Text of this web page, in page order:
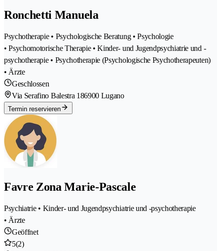
Ronchetti Manuela
Psychotherapie • Psychologische Beratung • Psychologie
• Psychomotorische Therapie • Kinder- und Jugendpsychiatrie und -
psychotherapie • Psychotherapie (Psychologische Psychotherapeuten)
• Ärzte
Geschlossen
Via Serafino Balestra 186900 Lugano
Termin reservieren
Favre Zona Marie-Pascale
Psychiatrie • Kinder- und Jugendpsychiatrie und -psychotherapie
• Ärzte
Geöffnet
5(2)